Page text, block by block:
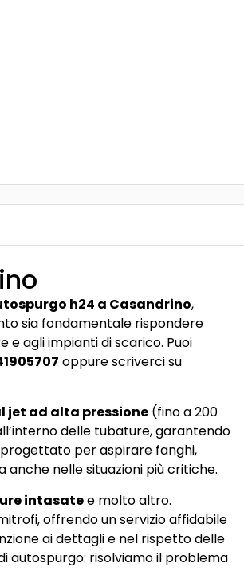
h24 a Casandrino,
sia fondamentale rispondere
agli impianti di scarico. Puoi
oppure scriverci su
jet ad alta pressione (fino a 200
delle tubature, garantendo
per aspirare fanghi,
anche nelle situazioni più critiche.
intasatee molto altro.
offrendo un servizio affidabile
ai dettagli e nel rispetto delle
autospurgo: risolviamo il problema